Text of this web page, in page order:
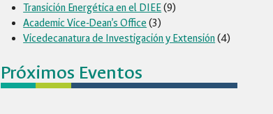
Transición Energética en el DIEE(9)
Academic Vice-Dean’s Office (3)
Vicedecanatura de Investigación y Extensión (4)
Próximos Eventos